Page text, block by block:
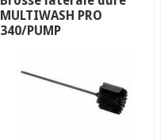
MULTIWASH PRO
340/PUMP